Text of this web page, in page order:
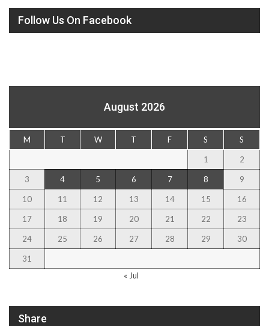
Follow Us On Facebook
August 2026
M T W T F S S
1 2
3 4 5 6 7 8 9
10 11 12 13 14 15 16
17 18 19 20 21 22 23
24 25 26 27 28 29 30
31
« Jul
Share